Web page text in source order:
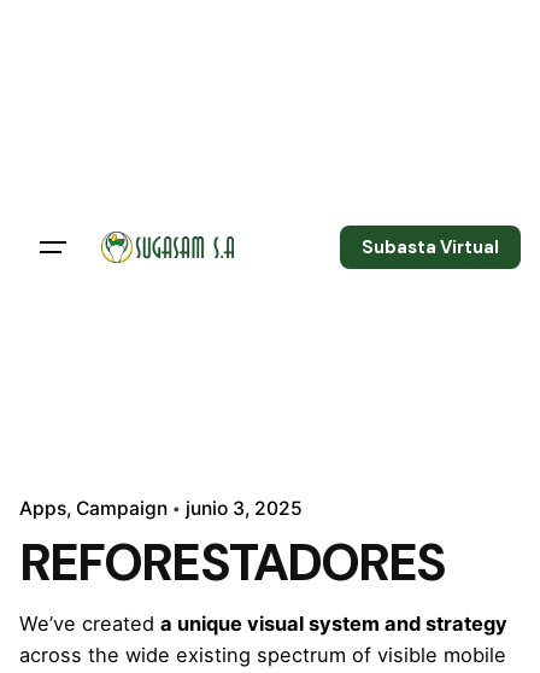
Subasta Virtual
Apps Campaign junio 3, 2025
REFORESTADORES
We’ve created a unique visual system and strategy
across the wide existing spectrum of visible mobile